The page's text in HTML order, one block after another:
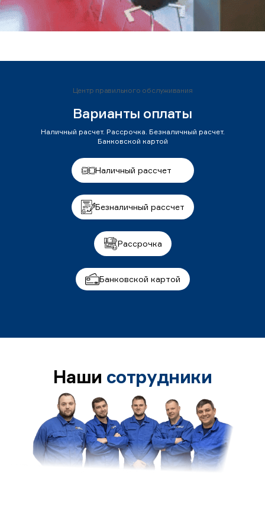
Центр правильного обслуживания
Варианты оплаты
Наличный расчет. Рассрочка. Безналичный расчет.
Банковской картой
Наличный рассчет
Безналичный рассчет
Рассрочка
Банковской картой
Наши сотрудники